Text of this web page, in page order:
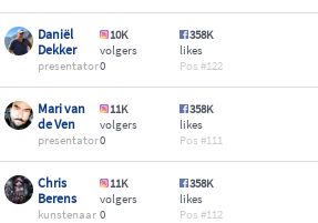
Daniël
Dekker
presentator
10K
volgers
0
358K
likes
122
Mari van
de Ven
presentator
11K
volgers
0
358K
likes
111
Chris
Berens
kunstenaar
11K
volgers
0
358K
likes
112